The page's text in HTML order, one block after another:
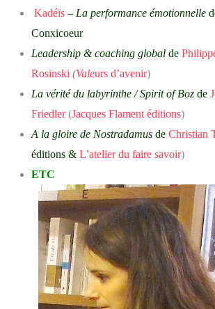
Kadéïs – La performance émotionnelle
Conxicoeur
Leadership & coaching global de
Rosinski (Valeurs d’avenir)
La vérité du labyrinthe / Spirit of Boz de
Friedler(Jacques Flament éditions)
A la gloire de Nostradamus de Christian
éditions & L’atelier du faire savoir)
ETC